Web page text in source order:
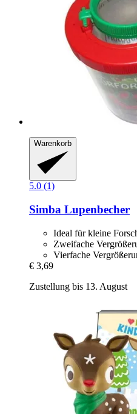
Warenkorb
5.0 (1)
Simba Lupenbecher
Ideal für kleine
Zweifache
Vierfache
€ 3,69
Zustellung bis 13. August